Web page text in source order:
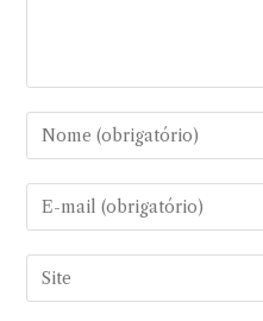
Digite
seu
nome
ou
de
usuário
Digite
seu
endereço
de
Digite
o